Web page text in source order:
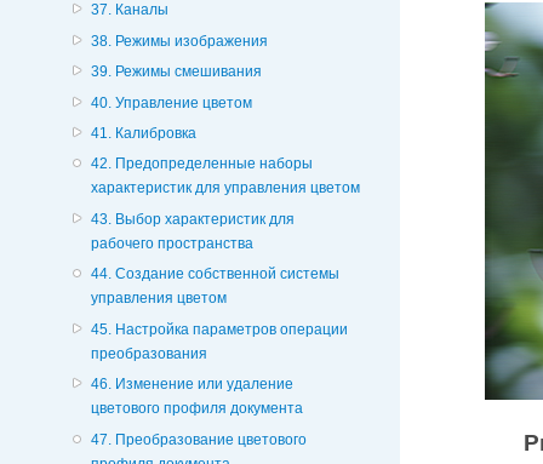
37. Каналы
38. Режимы изображения
39. Режимы смешивания
40. Управление цветом
41. Калибровка
42. Предопределенные наборы
характеристик для управления цветом
43. Выбор характеристик для
рабочего пространства
44. Создание собственной системы
управления цветом
45. Настройка параметров операции
преобразования
46. Изменение или удаление
цветового профиля документа
47. Преобразование цветового